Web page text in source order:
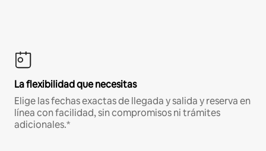
La flexibilidad que necesitas
Elige las fechas exactas de llegada y salida y reserva en
línea con facilidad, sin compromisos ni trámites
adicionales.*